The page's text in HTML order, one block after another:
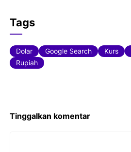
a
c
e
b
k
w
t
t
t
p
Tags
Dolar Google Search Kurs
Rupiah
Tinggalkan komentar